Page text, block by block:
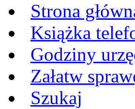
Strona
Książka
Godziny
Załatw
Szukaj